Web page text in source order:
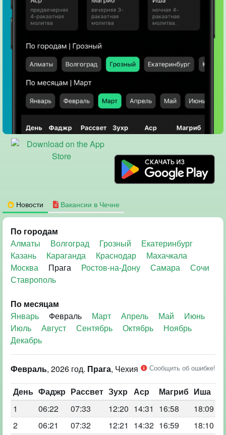
Новости Вакансии в Чечне
По городам
Алматы
Волгоград Грозный
Екатеринбург
Казань
Караганда Краснодар
Махачкала
Москва
Прага Ростов-на-Дону Самара
Сочи
Ставрополь
По месяцам
Январь
Февраль Март Апрель Май
Июнь
Июль
Август Сентябрь Октябрь
Ноябрь
Декабрь
Февраль, 2026 год. Прага, Чехия Сообщить об ошибке!
День Фаджр Рассвет Зухр Аср Магриб Иша
1
06:22 07:33 12:20 14:31 16:58
18:09
2
06:21 07:32 12:21 14:32 16:59
18:10